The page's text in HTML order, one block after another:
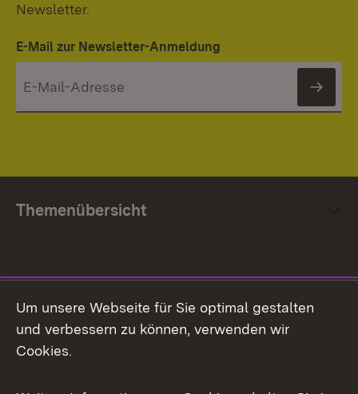
Newsletter.
E-Mail zur Newsletter-Anmeldung
Themenübersicht
Facebook
Um unsere Webseite für Sie optimal gestalten
und verbessern zu können, verwenden wir
Cookies.